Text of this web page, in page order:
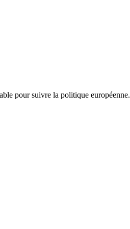
pour suivre la politique européenne.